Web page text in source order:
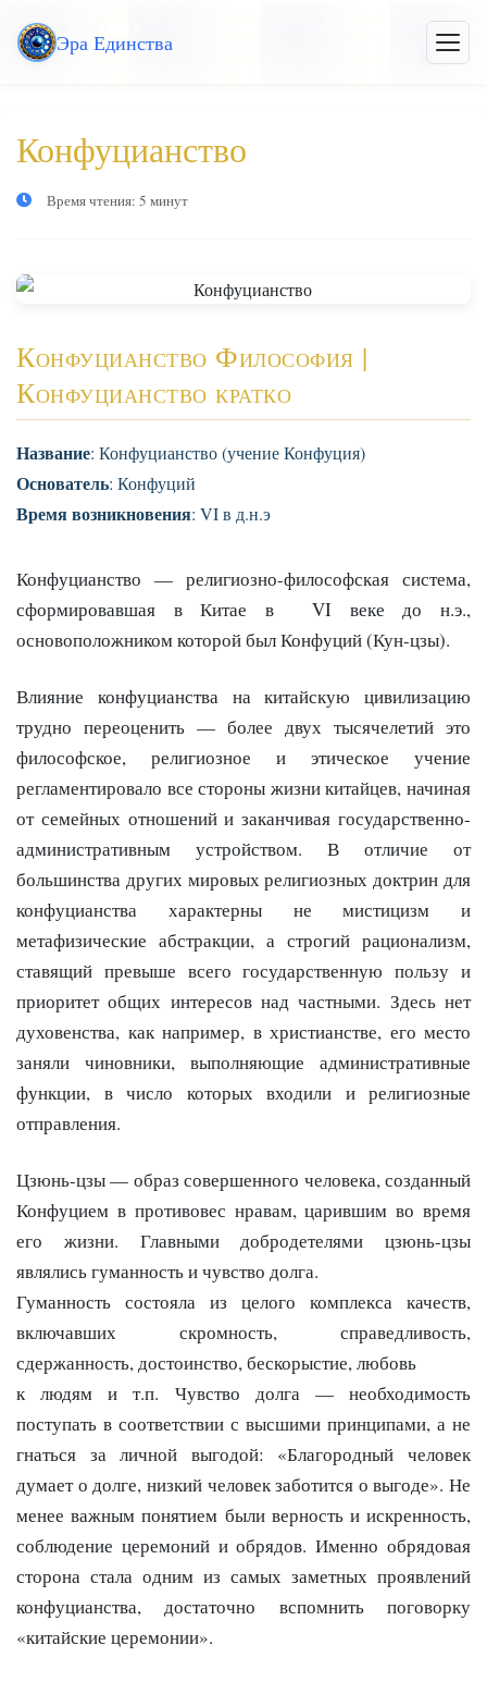
Эра Единства
меню
Конфуцианство
Время чтения: 5 минут
Конфуцианство Философия |
Конфуцианство кратко
Название: Конфуцианство (учение Конфуция)
Основатель: Конфуций
Время возникновения: VI в д.н.э
Конфуцианство — религиозно-философская система,
сформировавшая в Китае в VI веке до н.э.,
основоположником которой был Конфуций (Кун-цзы).
Влияние конфуцианства на китайскую цивилизацию
трудно переоценить — более двух тысячелетий это
философское, религиозное и этическое учение
регламентировало все стороны жизни китайцев, начиная
от семейных отношений и заканчивая государственно-
административным устройством. В отличие от
большинства других мировых религиозных доктрин для
конфуцианства характерны не мистицизм и
метафизические абстракции, а строгий рационализм,
ставящий превыше всего государственную пользу и
приоритет общих интересов над частными. Здесь нет
духовенства, как например, в христианстве, его место
заняли чиновники, выполняющие административные
функции, в число которых входили и религиозные
отправления.
Цзюнь-цзы — образ совершенного человека, созданный
Конфуцием в противовес нравам, царившим во время
его жизни. Главными добродетелями цзюнь-цзы
являлись гуманность и чувство долга.
Гуманность состояла из целого комплекса качеств,
включавших скромность, справедливость,
сдержанность, достоинство, бескорыстие, любовь
к людям и т.п. Чувство долга — необходимость
поступать в соответствии с высшими принципами, а не
гнаться за личной выгодой: «Благородный человек
думает о долге, низкий человек заботится о выгоде». Не
менее важным понятием были верность и искренность,
соблюдение церемоний и обрядов. Именно обрядовая
сторона стала одним из самых заметных проявлений
конфуцианства, достаточно вспомнить поговорку
«китайские церемонии».